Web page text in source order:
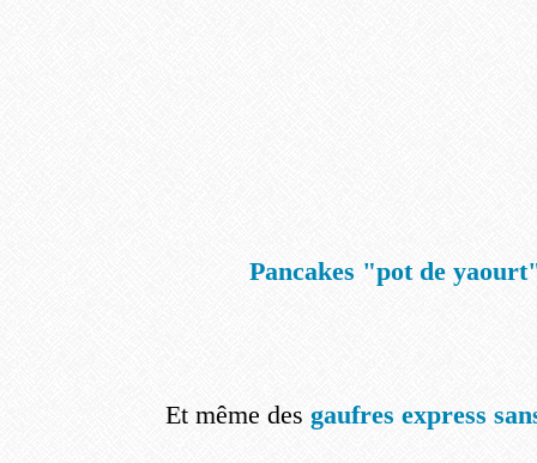
Pancakes "pot de
Et même des gaufres express